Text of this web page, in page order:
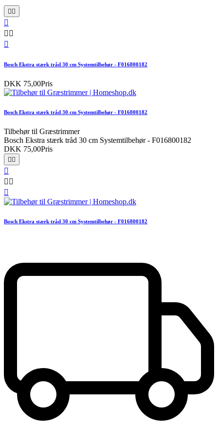


 

Bosch Ekstra stærk tråd 30 cm Systemtilbehør - F016800182
DKK 75,00Pris
Bosch Ekstra stærk tråd 30 cm Systemtilbehør - F016800182
Tilbehør til Græstrimmer
Bosch Ekstra stærk tråd 30 cm Systemtilbehør - F016800182
DKK 75,00Pris


 

Bosch Ekstra stærk tråd 30 cm Systemtilbehør - F016800182